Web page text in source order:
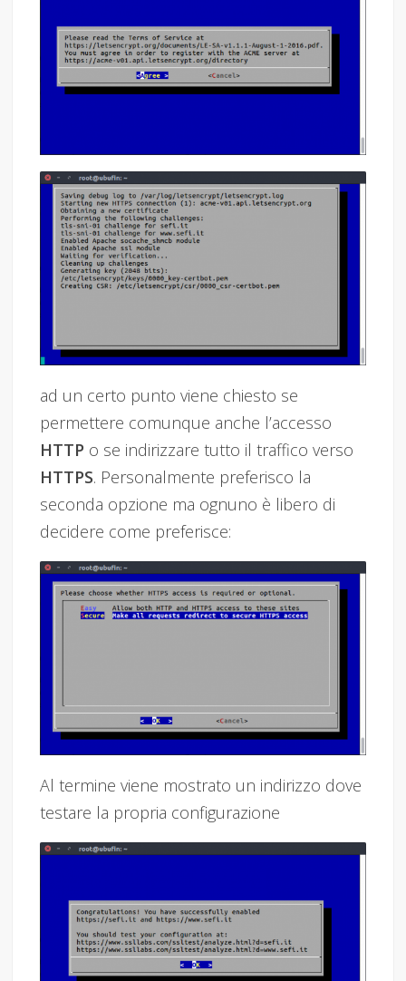
ad un certo punto viene chiesto se
permettere comunque anche l’accesso
HTTP o se indirizzare tutto il traffico verso
HTTPS. Personalmente preferisco la
seconda opzione ma ognuno è libero di
decidere come preferisce:
Al termine viene mostrato un indirizzo dove
testare la propria configurazione